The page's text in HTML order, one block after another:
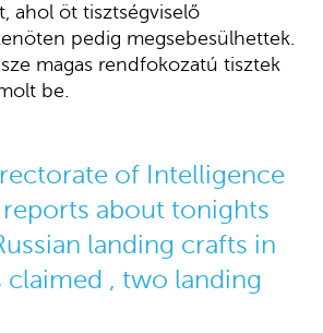
ahol öt tisztségviselő
pedig megsebesülhettek.
magas rendfokozatú tisztek
be.
of Intelligence
about tonights
landing crafts in
claimed , two landing